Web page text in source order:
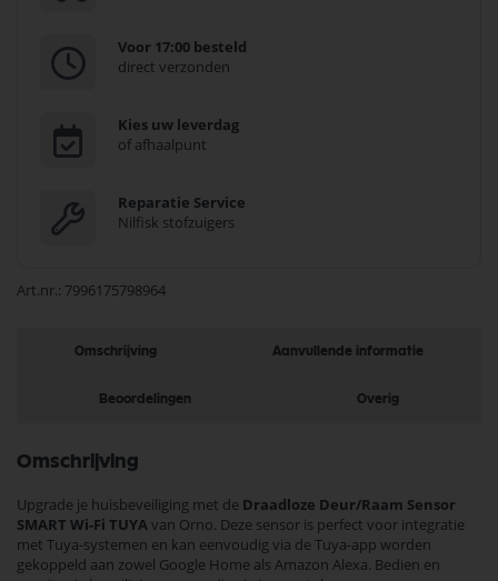
Voor 17:00 besteld
direct verzonden
Kies uw leverdag
of afhaalpunt
Reparatie Service
Nilfisk stofzuigers
Art.nr. 7996175798964
Omschrijving Aanvullende informatie
Beoordelingen Overig
Omschrijving
Upgrade je huisbeveiliging met de Draadloze Deur/Raam Sensor
SMART Wi-Fi TUYAvan Orno. Deze sensor is perfect voor integratie
met Tuya-systemen en kan eenvoudig via de Tuya-app worden
gekoppeld aan zowel Google Home als Amazon Alexa. Bedien en